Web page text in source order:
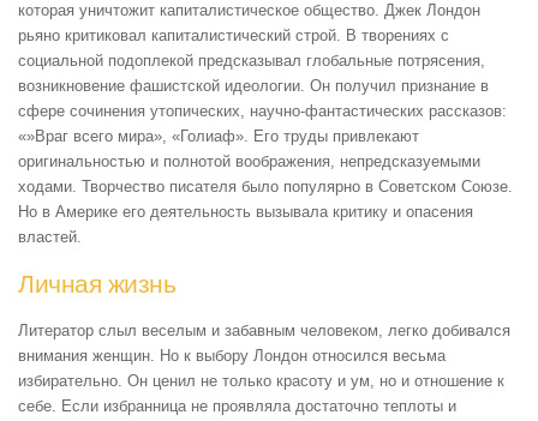
которая уничтожит капиталистическое общество. Джек Лондон
рьяно критиковал капиталистический строй. В творениях с
социальной подоплекой предсказывал глобальные потрясения,
возникновение фашистской идеологии. Он получил признание в
сфере сочинения утопических, научно-фантастических рассказов:
«»Враг всего мира», «Голиаф». Его труды привлекают
оригинальностью и полнотой воображения, непредсказуемыми
ходами. Творчество писателя было популярно в Советском Союзе.
Но в Америке его деятельность вызывала критику и опасения
властей.
Личная жизнь
Литератор слыл веселым и забавным человеком, легко добивался
внимания женщин. Но к выбору Лондон относился весьма
избирательно. Он ценил не только красоту и ум, но и отношение к
себе. Если избранница не проявляла достаточно теплоты и